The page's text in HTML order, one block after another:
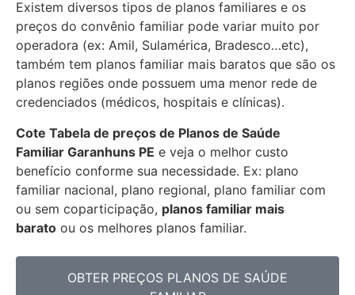
Existem diversos tipos de planos familiares e os
preços do convênio familiar pode variar muito por
operadora (ex: Amil, Sulamérica, Bradesco…etc),
também tem planos familiar mais baratos que são os
planos regiões onde possuem uma menor rede de
credenciados (médicos, hospitais e clínicas).
Cote Tabela de preços de Planos de Saúde
Familiar Garanhuns PE e veja o melhor custo
benefício conforme sua necessidade. Ex: plano
familiar nacional, plano regional, plano familiar com
ou sem coparticipação, planos familiar mais
barato ou os melhores planos familiar.
OBTER PREÇOS PLANOS DE SAÚDE